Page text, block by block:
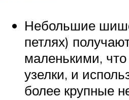
Небольшие
петлях)
маленькими,
узелки, и
более крупные